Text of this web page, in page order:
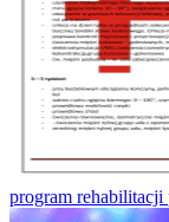
program rehabilitacji